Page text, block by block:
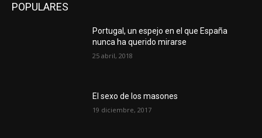
POPULARES
Portugal, un espejo en el que España
nunca ha querido mirarse
25 abril, 2018
El sexo de los masones
19 diciembre, 2017